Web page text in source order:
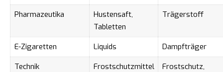
Pharmazeutika
Hustensaft,
Tabletten
Trägerstoff
E-Zigaretten Liquids
Dampfträger
Technik
Frostschutzmittel
Frostschutz,